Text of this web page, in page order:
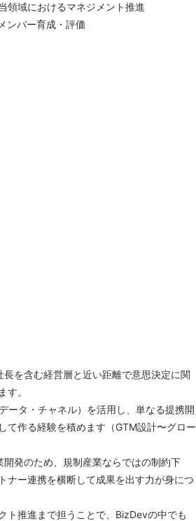
領域におけるマネジメント推進
ンバー育成・評価
を含む経営層と近い距離で意思決定に関
す。
ータ・チャネル）を活用し、単なる提携開
て作る経験を積めます（GTM設計〜グロー
発のため、規制産業ならではの制約下
ナー連携を横断して成果を出す力が身につ
ト推進まで担うことで、BizDevの中でも